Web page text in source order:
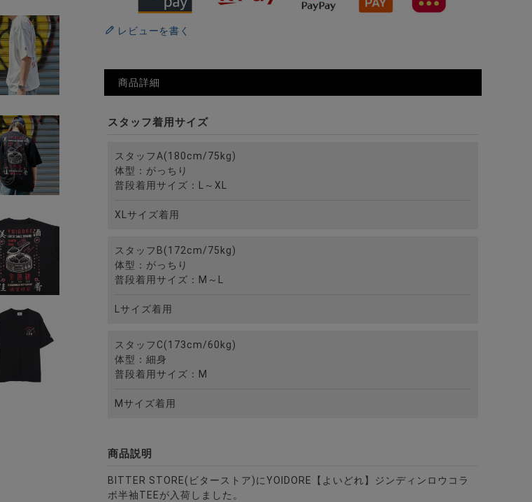
レビューを書く
商品詳細
スタッフ着用サイズ
スタッフA(180cm/75kg)
体型：がっちり
普段着用サイズ：L～XL
XLサイズ着用
スタッフB(172cm/75kg)
体型：がっちり
普段着用サイズ：M～L
Lサイズ着用
スタッフC(173cm/60kg)
体型：細身
普段着用サイズ：M
Mサイズ着用
商品説明
BITTER STORE(ビターストア)にYOIDORE【よいどれ】ジンディンロウコラ
ボ半袖TEEが入荷しました。